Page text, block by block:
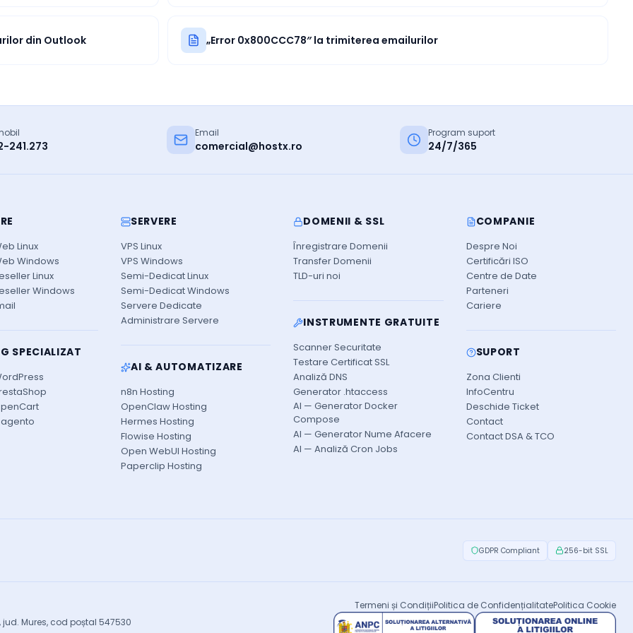
din Outlook „Error 0x800CCC78″ la trimiterea emailurilor
241.273
Email
comercial@hostx.ro
Program suport
24/7/365
Linux
Windows
Linux
Windows
SPECIALIZAT
SERVERE
VPS Linux
VPS Windows
Semi-Dedicat Linux
Semi-Dedicat Windows
Servere Dedicate
Administrare Servere
AI & AUTOMATIZARE
n8n Hosting
OpenClaw Hosting
Hermes Hosting
Flowise Hosting
Open WebUI Hosting
Paperclip Hosting
DOMENII & SSL
Înregistrare Domenii
Transfer Domenii
TLD-uri noi
INSTRUMENTE GRATUITE
Scanner Securitate
Testare Certificat SSL
Analiză DNS
Generator .htaccess
AI — Generator Docker
Compose
AI — Generator Nume Afacere
AI — Analiză Cron Jobs
COMPANIE
Despre Noi
Certificări ISO
Centre de Date
Parteneri
Cariere
SUPORT
Zona Clienti
InfoCentru
Deschide Ticket
Contact
Contact DSA & TCO
GDPR Compliant 256-bit SSL
Mures, cod poștal 547530
Termeni și CondițiiPolitica de ConfidențialitatePolitica Cookie